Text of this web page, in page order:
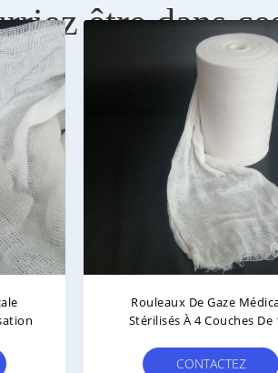
être dans
Rouleaux De Gaze
Stérilisés À 4 Couches De
CONTACTEZ